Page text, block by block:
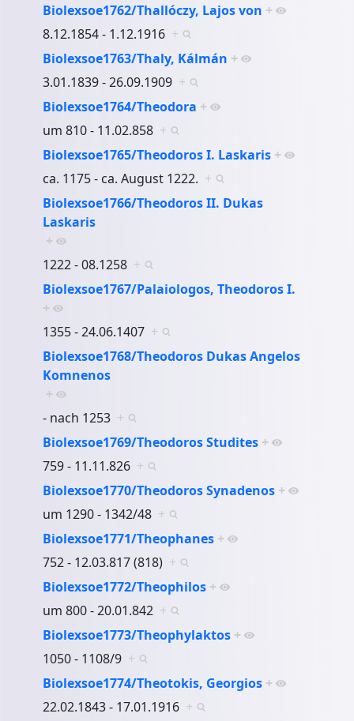
Biolexsoe1762/Thallóczy, Lajos von +
8.12.1854 - 1.12.1916 +
Biolexsoe1763/Thaly, Kálmán +
3.01.1839 - 26.09.1909 +
Biolexsoe1764/Theodora +
um 810 - 11.02.858 +
Biolexsoe1765/Theodoros I. Laskaris +
ca. 1175 - ca. August 1222. +
Biolexsoe1766/Theodoros II. Dukas
Laskaris
+
1222 - 08.1258 +
Biolexsoe1767/Palaiologos, Theodoros I.
+
1355 - 24.06.1407 +
Biolexsoe1768/Theodoros Dukas Angelos
Komnenos
+
- nach 1253 +
Biolexsoe1769/Theodoros Studites +
759 - 11.11.826 +
Biolexsoe1770/Theodoros Synadenos +
um 1290 - 1342/48 +
Biolexsoe1771/Theophanes +
752 - 12.03.817 (818) +
Biolexsoe1772/Theophilos +
um 800 - 20.01.842 +
Biolexsoe1773/Theophylaktos +
1050 - 1108/9 +
Biolexsoe1774/Theotokis, Georgios +
22.02.1843 - 17.01.1916 +